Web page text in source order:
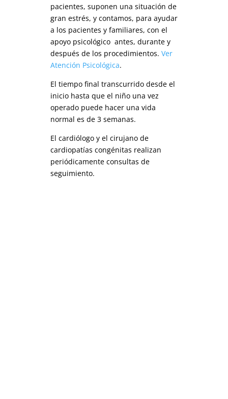
pacientes, suponen una situación de
gran estrés, y contamos, para ayudar
a los pacientes y familiares, con el
apoyo psicológico antes, durante y
después de los procedimientos. Ver
Atención Psicológica.
El tiempo final transcurrido desde el
inicio hasta que el niño una vez
operado puede hacer una vida
normal es de 3 semanas.
El cardiólogo y el cirujano de
cardiopatías congénitas realizan
periódicamente consultas de
seguimiento.